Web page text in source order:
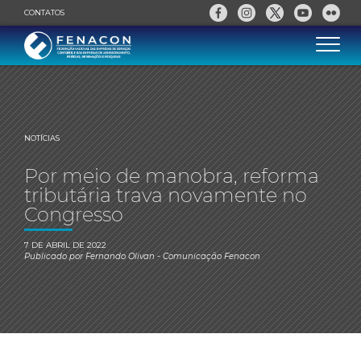
CONTATOS
NOTÍCIAS
Por meio de manobra, reforma
tributária trava novamente no
Congresso
7 DE ABRIL DE 2022
Publicado porFernando Olivan- Comunicação Fenacon